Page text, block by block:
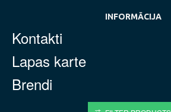
INFORMĀCIJA
Kontakti
Lapas karte
Brendi